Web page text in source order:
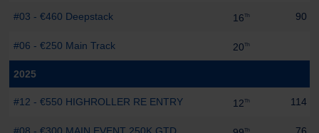
#03 - €460 Deepstack 16Th 90
#06 - €250 Main Track 20Th
2025
#12 - €550 HIGHROLLER RE ENTRY 12Th 114
Th